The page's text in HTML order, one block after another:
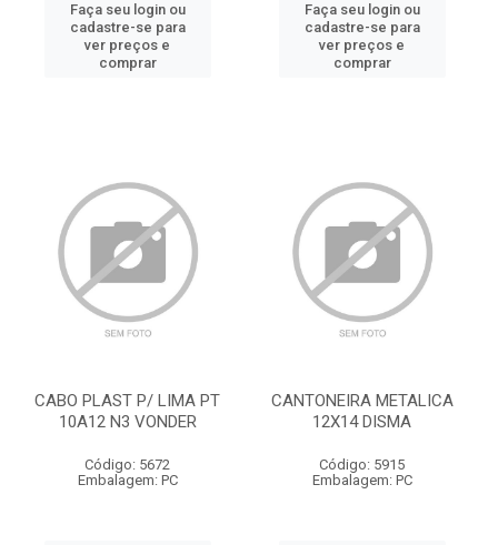
Faça seu login ou
cadastre-se para
ver preços e
comprar
Faça seu login ou
cadastre-se para
ver preços e
comprar
CABO PLAST P/ LIMA PT
10A12 N3 VONDER
Código: 5672
Embalagem: PC
CANTONEIRA METALICA
12X14 DISMA
Código: 5915
Embalagem: PC